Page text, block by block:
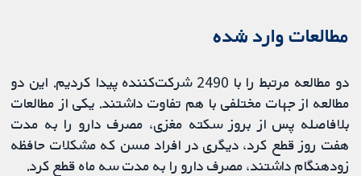
مطالعات وارد شده
دو مطالعه مرتبط را با 2490 شرکت‌کننده پیدا کردیم. این دو
مطالعه از جهات مختلفی با هم تفاوت داشتند. یکی از مطالعات
بلافاصله پس از بروز سکته مغزی، مصرف دارو را به مدت
هفت روز قطع کرد، دیگری در افراد مسن که مشکلات حافظه
زودهنگام داشتند، مصرف دارو را به مدت سه ماه قطع کرد.